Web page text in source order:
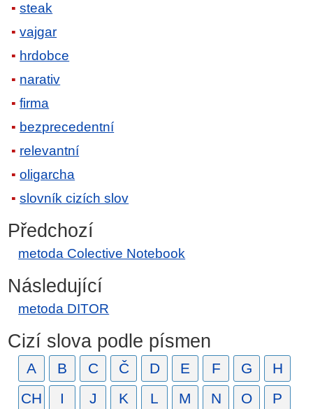
steak
vajgar
hrdobce
narativ
firma
bezprecedentní
relevantní
oligarcha
slovník cizích slov
Předchozí
metoda Colective Notebook
Následující
metoda DITOR
Cizí slova podle písmen
A B C Č D E F G
H
CH
I J K L M N O P